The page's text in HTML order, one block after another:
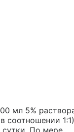
мл 5%
соотношении
По мере